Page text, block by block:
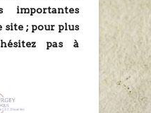
importantes
site ; pour plus
pas à